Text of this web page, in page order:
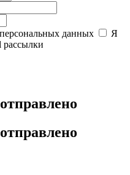
данных
Я
рассылки